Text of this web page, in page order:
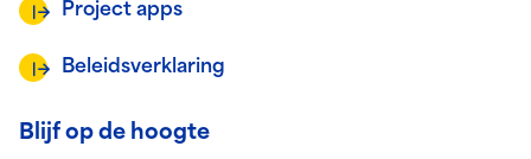
Project apps
Beleidsverklaring
Blijf op de hoogte